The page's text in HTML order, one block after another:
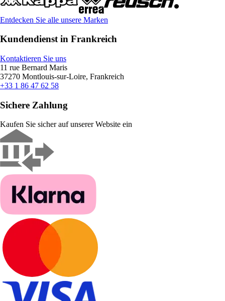
Entdecken Sie alle unsere Marken
Kundendienst in Frankreich
Kontaktieren Sie uns
11 rue Bernard Maris
37270 Montlouis-sur-Loire, Frankreich
+33 1 86 47 62 58
Sichere Zahlung
Kaufen Sie sicher auf unserer Website ein